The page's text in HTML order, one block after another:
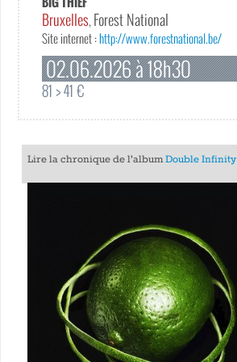
Bruxelles, Forest National
Site internet :http://www.forestnational.be/
02.06.2026 à 18h30
81 > 41 €
Lire la chronique de l’albumDouble Infinity